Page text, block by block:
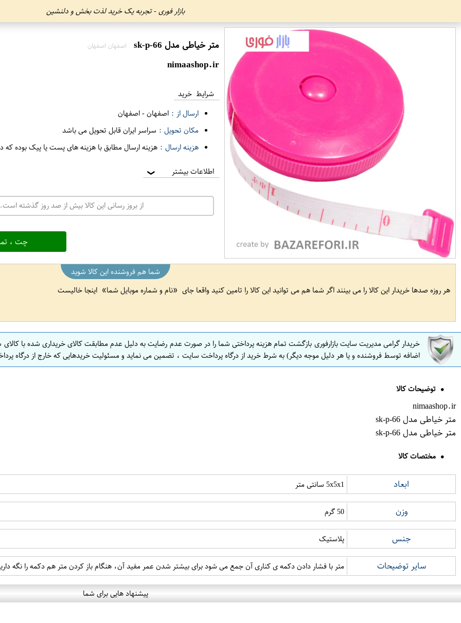
بازار فوری - تجربه یک خرید لذت بخش و دلنشین
متر خیاطی مدل sk-p-66 اصفهان اصفهان
nimaashop.ir
شرایط خرید
ارسال از : اصفهان-اصفهان
مکان تحویل : سراسر ایران قابل تحویل می باشد
هزینه ارسال : هزینه ارسال مطابق با هزینه های پست یا پیک بوده
اطلاعات بیشتر ❯
از بروز رسانی این کالا بیش از صد روز گذشته
چت ،
شما هم فروشنده این کالا شوید
هر روزه صدها خریدار این کالا را می بینند اگر شما هم می توانید این کالا را تامین کنید واقعا جای
نام و شماره موبایل شما اینجا خالیست
خریدار گرامی مدیریت سایت بازارفوری بازگشت تمام هزینه پرداختی شما را در صورت عدم رضایت به دلیل عدم مطابقت کالای خریداری شده با
اضافه توسط فروشنده و یا هر دلیل موجه دیگر) به شرط خرید از درگاه پرداخت سایت ، تضمین می نماید و مسئولیت خریدهایی که خارج از درگاه
توضیحات کالا
nimaashop.ir
متر خیاطی مدل sk-p-66
متر خیاطی مدل sk-p-66
مختصات کالا
ابعاد 5x5x1 سانتی متر
وزن 50 گرم
جنس پلاستیک
سایر توضیحات متر با فشار دادن دکمه ی کناری آن جمع می شود برای بیشتر شدن عمر مفید آن، هنگام باز کردن متر هم دکمه را نگه
پیشنهاد هایی برای شما